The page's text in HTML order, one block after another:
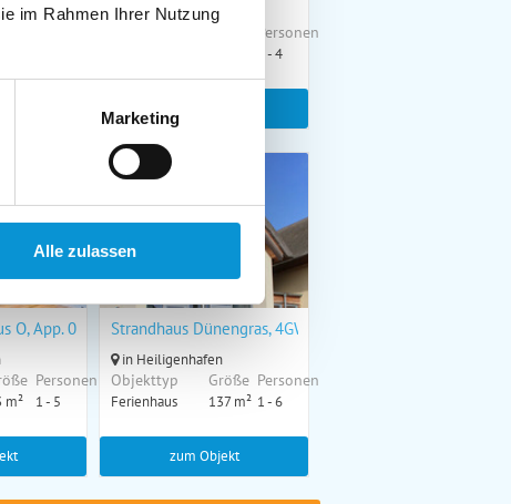
im Rahmen Ihrer Nutzung
Marketing
Alle zulassen
in Heiligenhafen
Personen
1 - 4
O, App. 0O0211
m²
Personen
1 - 5
online buchbar
Strandhaus Dünengras, 4GW16A
in Heiligenhafen
Objekttyp
Ferienhaus
Größe
137 m²
Personen
1 - 6
zum Objekt